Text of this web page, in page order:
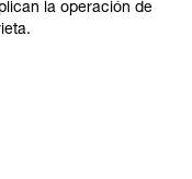
la operación de